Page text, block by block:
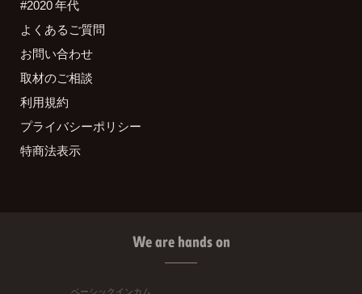
#2020 年代
よくあるご質問
お問い合わせ
取材のご相談
利用規約
プライバシーポリシー
特商法表示
We are hands on